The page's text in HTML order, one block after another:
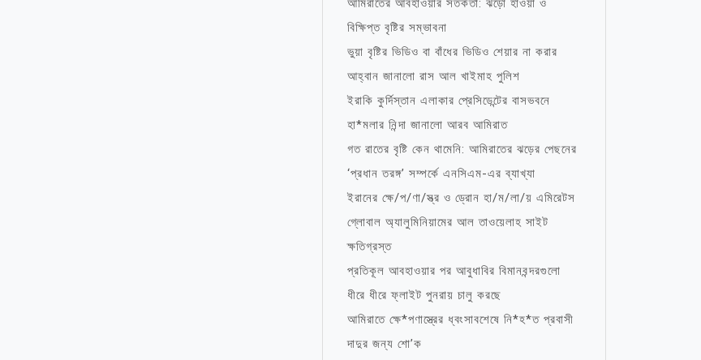
আমিরাতের আবহাওয়ার সতর্কতা: ঝড়ো হাওয়া ও
বিক্ষিপ্ত বৃষ্টির সম্ভাবনা
ভুয়া বৃষ্টির ভিডিও বা বাঁধের ভিডিও শেয়ার না করার
আহ্বান জানালো রাস আল খাইমাহ পুলিশ
ইরাকি কুর্দিস্তান এলাকার প্রেসিডেন্টের বাসভবনে
হা*মলার নিন্দা জানালো আরব আমিরাত
গত রাতের বৃষ্টি কেন থামেনি: আমিরাতের ঝড়ের পেছনের
‘প্রধান তরঙ্গ’ সম্পর্কে এনসিএম-এর ব্যাখ্যা
ইরানের ক্ষে/প/ণা/স্ত্র ও ড্রোন হা/ম/লা/য় এমিরেটস
গ্লোবাল অ্যালুমিনিয়ামের আল তাওয়েলাহ সাইট
ক্ষতিগ্রস্ত
প্রতিকূল আবহাওয়ার পর আবুধাবির বিমানবন্দরগুলো
ধীরে ধীরে ফ্লাইট পুনরায় চালু করছে
আমিরাতে ক্ষে*পণাস্ত্রের ধ্বংসাবশেষে নি*হ*ত প্রবাসী
দাদুর জন্য শো’ক